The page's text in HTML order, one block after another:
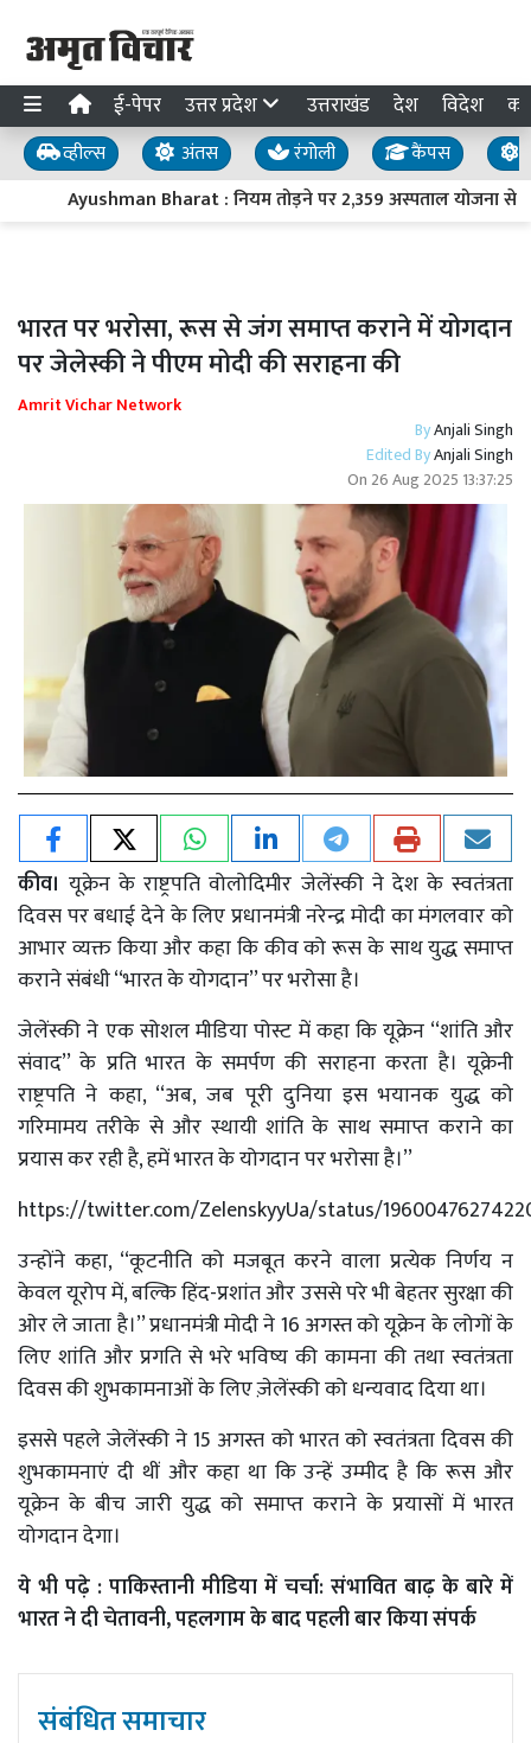
ई-पेपर उत्तर प्रदेश उत्तराखंड देश विदेश
व्हील्स अंतस रंगोली कैंपस
Ayushman Bharat : नियम तोड़ने पर 2,359 अस्पताल योजना से
भारत पर भरोसा, रूस से जंग समाप्त कराने में योगदान
पर जेलेस्की ने पीएम मोदी की सराहना की
Amrit Vichar Network
ByAnjali Singh
Edited ByAnjali Singh
On 26 Aug 2025 13:37:25
कीव।यूक्रेन के राष्ट्रपति वोलोदिमीर जेलेंस्की ने देश के स्वतंत्रता
दिवस पर बधाई देने के लिए प्रधानमंत्री नरेन्द्र मोदी का मंगलवार को
आभार व्यक्त किया और कहा कि कीव को रूस के साथ युद्ध समाप्त
कराने संबंधी ‘‘भारत के योगदान’’ पर भरोसा है।
जेलेंस्की ने एक सोशल मीडिया पोस्ट में कहा कि यूक्रेन ‘‘शांति और
संवाद’’ के प्रति भारत के समर्पण की सराहना करता है। यूक्रेनी
राष्ट्रपति ने कहा, ‘‘अब, जब पूरी दुनिया इस भयानक युद्ध को
गरिमामय तरीके से और स्थायी शांति के साथ समाप्त कराने का
प्रयास कर रही है, हमें भारत के योगदान पर भरोसा है।’’
https://twitter.com/ZelenskyyUa/status/
उन्होंने कहा, ‘‘कूटनीति को मजबूत करने वाला प्रत्येक निर्णय न
केवल यूरोप में, बल्कि हिंद-प्रशांत और उससे परे भी बेहतर सुरक्षा की
ओर ले जाता है।’’ प्रधानमंत्री मोदी ने 16 अगस्त को यूक्रेन के लोगों के
लिए शांति और प्रगति से भरे भविष्य की कामना की तथा स्वतंत्रता
दिवस की शुभकामनाओं के लिए ज़ेलेंस्की को धन्यवाद दिया था।
इससे पहले जेलेंस्की ने 15 अगस्त को भारत को स्वतंत्रता दिवस की
शुभकामनाएं दी थीं और कहा था कि उन्हें उम्मीद है कि रूस और
यूक्रेन के बीच जारी युद्ध को समाप्त कराने के प्रयासों में भारत
योगदान देगा।
ये भी पढ़े : पाकिस्तानी मीडिया में चर्चा: संभावित बाढ़ के बारे में
भारत ने दी चेतावनी, पहलगाम के बाद पहली बार किया संपर्क
संबंधित समाचार